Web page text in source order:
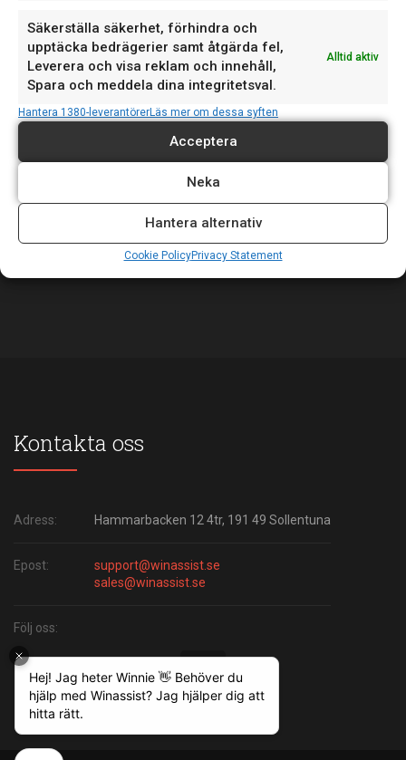
Säkerställa säkerhet, förhindra och
upptäcka bedrägerier samt åtgärda fel,
Leverera och visa reklam och innehåll,
Spara och meddela dina integritetsval.
Alltid aktiv
Hantera 1380-leverantörerLäs mer om dessa syften
Acceptera
Neka
Hantera alternativ
Cookie PolicyPrivacy Statement
20
JUL
Vi upplever just nu ett driftfel som påverkar teknikerappen,
vilket kan medföra att det inte går...
Vi vill informera om våra avvikande öppettider denna
JUN
Först i Sverige med ASA-koppling för Mitsubishi. "För
oss är det viktigt att följa med i...
Kontakta oss
Adress: Hammarbacken 12 4tr, 191 49 Sollentuna
Epost:
support@winassist.se
sales@winassist.se
Följ oss: